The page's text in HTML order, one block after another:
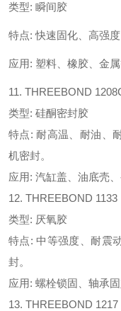
类型: 瞬间胶
特点:快速固化、高强
应用: 塑料、橡胶、金
11. THREEBOND
类型: 硅酮密封胶
特点: 耐高温、耐油、
机密封。
应用: 汽缸盖、油底壳
12. THREEBOND 1133
类型: 厌氧胶
特点: 中等强度、耐震
封。
应用: 螺栓锁固、轴承
13. THREEBOND 1217